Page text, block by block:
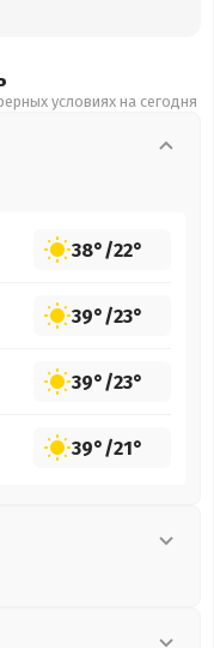
условиях на сегодня
38°/22°
39°/23°
39°/23°
39°/21°